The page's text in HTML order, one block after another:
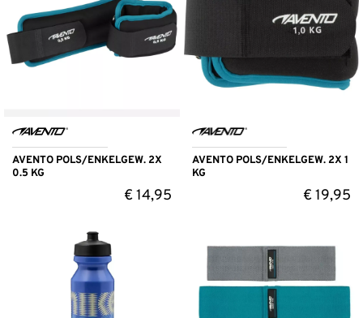
AVENTO POLS/ENKELGEW. 2X
0.5 KG
€14,95
AVENTO POLS/ENKELGEW. 2X 1
KG
€19,95